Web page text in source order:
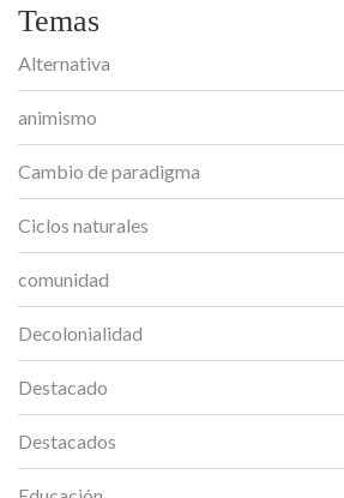
Temas
Alternativa
animismo
Cambio de paradigma
Ciclos naturales
comunidad
Decolonialidad
Destacado
Destacados